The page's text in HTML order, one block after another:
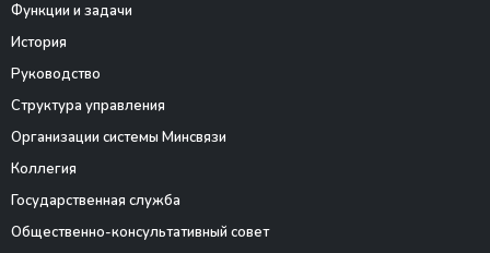
Функции и задачи
История
Руководство
Структура управления
Организации системы Минсвязи
Коллегия
Государственная служба
Общественно-консультативный совет